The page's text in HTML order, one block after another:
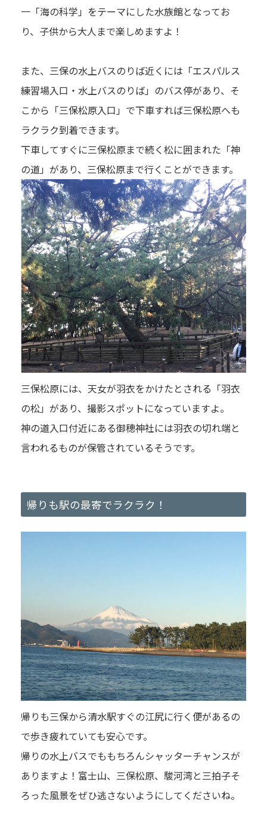
一「海の科学」をテーマにした水族館となってお
り、子供から大人まで楽しめますよ！
また、三保の水上バスのりば近くには「エスパルス
練習場入口・水上バスのりば」のバス停があり、そ
こから「三保松原入口」で下車すれば三保松原へも
ラクラク到着できます。
下車してすぐに三保松原まで続く松に囲まれた「神
の道」があり、三保松原まで行くことができます。
三保松原には、天女が羽衣をかけたとされる「羽衣
の松」があり、撮影スポットになっていますよ。
神の道入口付近にある御穂神社には羽衣の切れ端と
言われるものが保管されているそうです。
帰りも駅の最寄でラクラク！
帰りも三保から清水駅すぐの江尻に行く便があるの
で歩き疲れていても安心です。
帰りの水上バスでももちろんシャッターチャンスが
ありますよ！富士山、三保松原、駿河湾と三拍子そ
ろった風景をぜひ逃さないようにしてくださいね。